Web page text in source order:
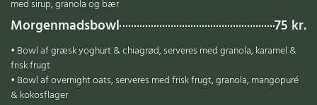
med sirup, granola og bær
Morgenmadsbowl 75 kr.
• Bowl af græsk yoghurt & chiagrød, serveres med granola, karamel &
frisk frugt
• Bowl af overnight oats, serveres med frisk frugt, granola, mangopuré
& kokosflager